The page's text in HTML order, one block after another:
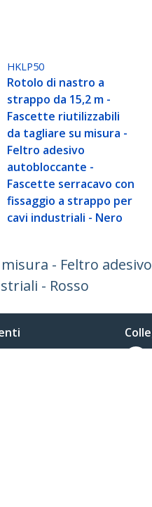
HKLP50
Rotolo di nastro a
strappo da 15,2 m -
Fascette riutilizzabili
da tagliare su misura -
Feltro adesivo
autobloccante -
Fascette serracavo con
fissaggio a strappo per
cavi industriali - Nero
- Feltro adesivo
- Rosso